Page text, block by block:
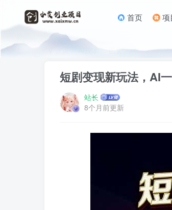
首页 项
首页 正文
短剧变现新玩法，AI
站长
8个月前更新